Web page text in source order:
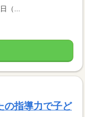
（...
指導力で子ど